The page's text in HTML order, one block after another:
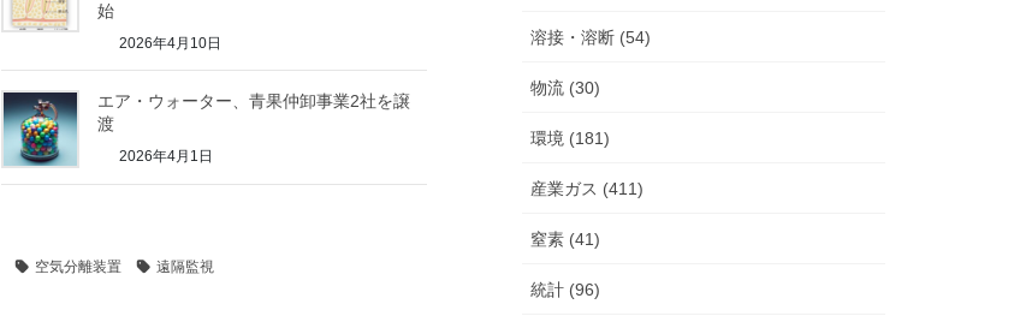
始
2026年4月10日
エア・ウォーター、青果仲卸事業2社を譲
渡
2026年4月1日
空気分離装置 遠隔監視
溶接・溶断 (54)
物流 (30)
環境 (181)
産業ガス (411)
窒素 (41)
統計 (96)